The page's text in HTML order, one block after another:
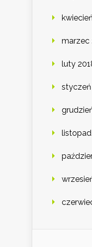
marzec
luty
styczeń